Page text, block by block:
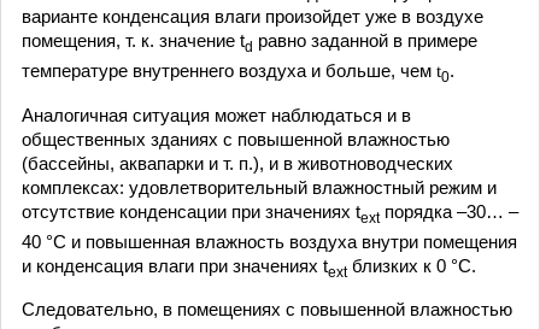
варианте конденсация влаги произойдет уже в воздухе
помещения, т. к. значение td равно заданной в примере
температуре внутреннего воздуха и больше, чем t0.
Аналогичная ситуация может наблюдаться и в
общественных зданиях с повышенной влажностью
(бассейны, аквапарки и т. п.), и в животноводческих
комплексах: удовлетворительный влажностный режим и
отсутствие конденсации при значениях textпорядка –30… –
40 °С и повышенная влажность воздуха внутри помещения
и конденсация влаги при значениях textблизких к 0 °С.
Следовательно, в помещениях с повышенной влажностью